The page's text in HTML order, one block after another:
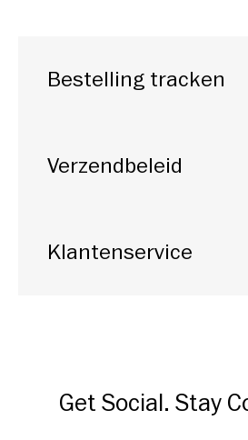
Bestelling tracken
Verzendbeleid
Klantenservice
Get Social. Stay